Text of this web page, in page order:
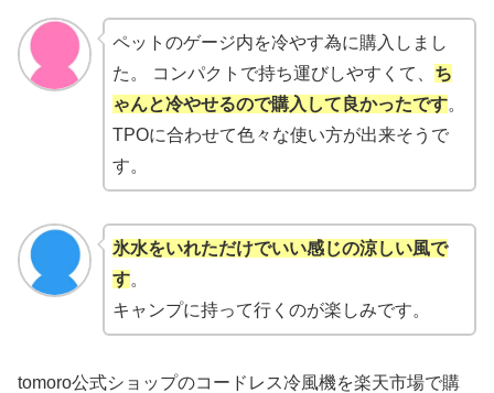
ペットのゲージ内を冷やす為に購入しまし
た。 コンパクトで持ち運びしやすくて、 ち
ゃんと冷やせるので購入して良かったです。
TPOに合わせて色々な使い方が出来そうで
す。
氷水をいれただけでいい感じの涼しい風で
す。
キャンプに持って行くのが楽しみです。
tomoro公式ショップのコードレス冷風機を楽天市場で購